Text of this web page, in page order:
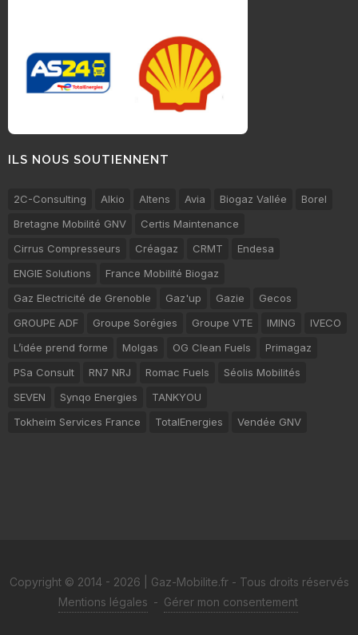
ILS NOUS SOUTIENNENT
2C-Consulting Alkio Altens Avia Biogaz Vallée
Borel
Bretagne Mobilité GNV
Certis Maintenance
Cirrus Compresseurs
Créagaz CRMT
Endesa
ENGIE Solutions
France Mobilité Biogaz
Gaz Electricité de Grenoble
Gaz'up Gazie
Gecos
GROUPE ADF
Groupe Sorégies Groupe VTE IMING
IVECO
L’idée prend forme
Molgas OG Clean Fuels
Primagaz
PSa Consult
RN7 NRJ Romac Fuels
Séolis Mobilités
SEVEN
Synqo Energies
TANKYOU
Tokheim Services France
TotalEnergies Vendée GNV
Copyright © 2014 - 2026 | Gaz-Mobilite.fr - Tous droits réservés
Mentions légales - Gérer mon consentement